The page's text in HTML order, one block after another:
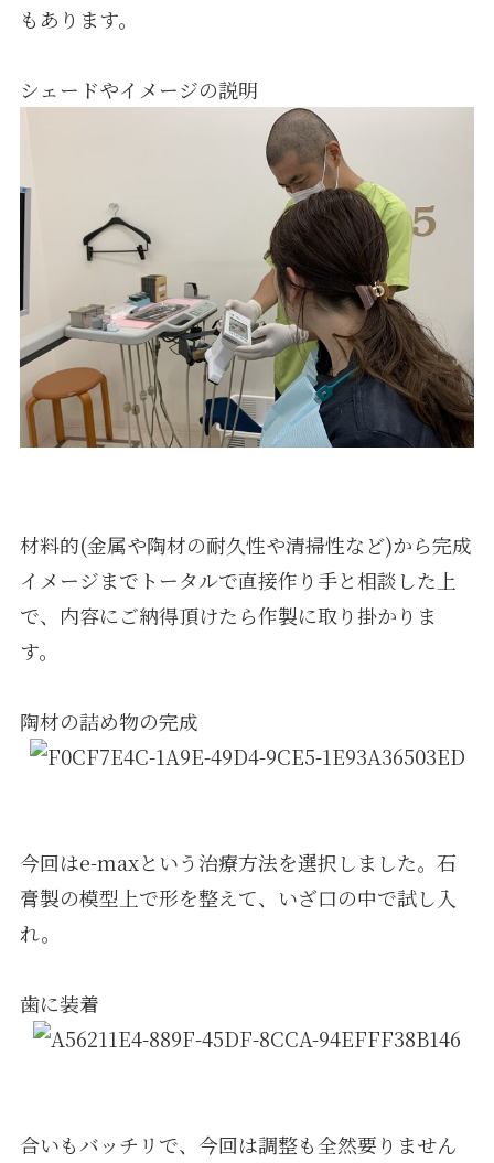
もあります。
シェードやイメージの説明
材料的(金属や陶材の耐久性や清掃性など)から完成
イメージまでトータルで直接作り手と相談した上
で、内容にご納得頂けたら作製に取り掛かりま
す。
陶材の詰め物の完成
今回はe-maxという治療方法を選択しました。石
膏製の模型上で形を整えて、いざ口の中で試し入
れ。
歯に装着
合いもバッチリで、今回は調整も全然要りません